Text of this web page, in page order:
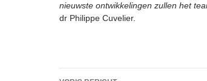
nieuwste ontwikkelingen zullen het
dr Philippe Cuvelier.
Berichtnavigatie